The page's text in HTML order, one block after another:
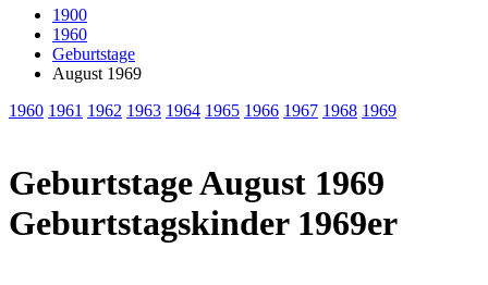
1900
1960
Geburtstage
August 1969
1960 1961 1962 1963 1964 1965 1966 1967 1968 1969
Geburtstage August 1969
Geburtstagskinder 1969er